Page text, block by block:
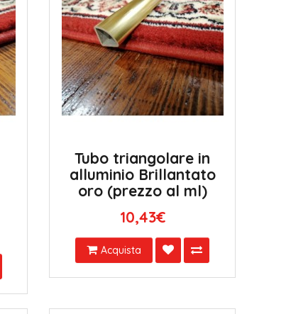
Tubo triangolare in
alluminio Brillantato
oro (prezzo al ml)
10,43€
Acquista